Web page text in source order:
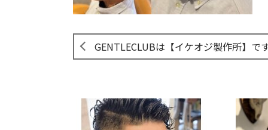
GENTLECLUBは【イケオジ製作所】で